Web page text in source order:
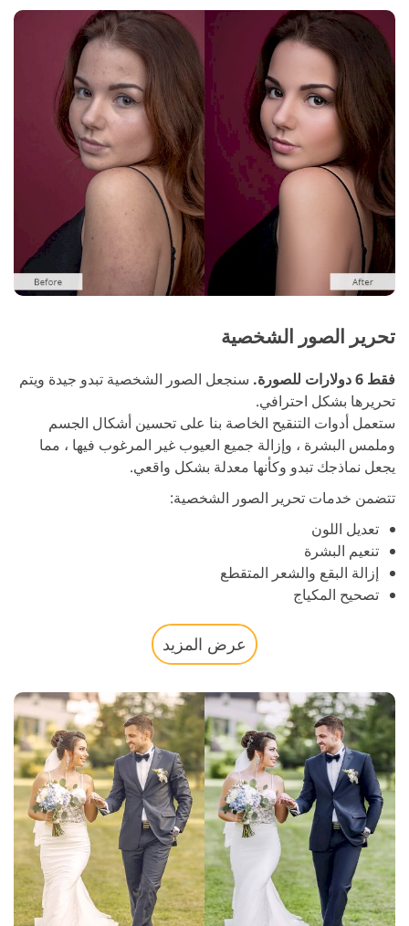
تحرير الصور الشخصية
فقط 6 دولارات للصورة.
سنجعل الصور الشخصية تبدو جيدة ويتم
تحريرها بشكل احترافي.
ستعمل أدوات التنقيح الخاصة بنا على تحسين أشكال الجسم
وملمس البشرة ، وإزالة جميع العيوب غير المرغوب فيها ، مما
يجعل نماذجك تبدو وكأنها معدلة بشكل واقعي.
تتضمن خدمات تحرير الصور الشخصية:
تعديل اللون
تنعيم البشرة
إزالة البقع والشعر المتقطع
تصحيح المكياج
عرض المزيد